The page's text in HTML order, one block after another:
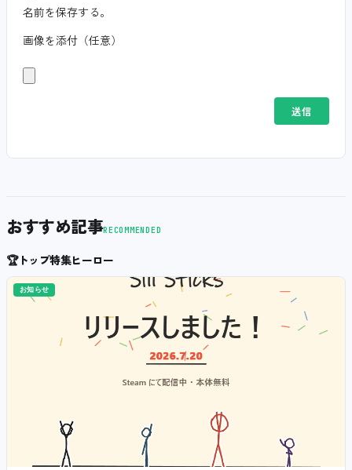
名前を保存する。
画像を添付（任意）
おすすめ記事RECOMMENDED
🏆トップ特集ヒーロー
お知らせ